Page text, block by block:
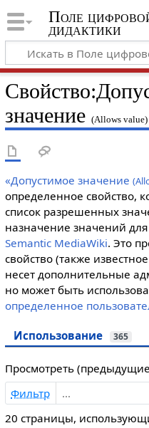
Поле
дидактики
значение (Allows value)
«Допустимое значение
определенное свойство,
список разрешенных
назначение значений для
Semantic MediaWiki. Это
свойство (также
несет дополнительные
но может быть
определенное
Использование 365
Просмотреть (
Фильтр
20 страницы,